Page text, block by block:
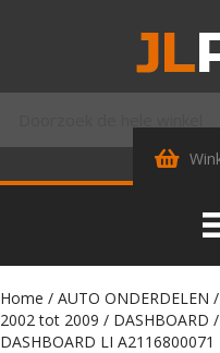
Home / AUTO ONDERDELEN /
2002 tot 2009 / DASHBOARD
DASHBOARD LI A2116800071